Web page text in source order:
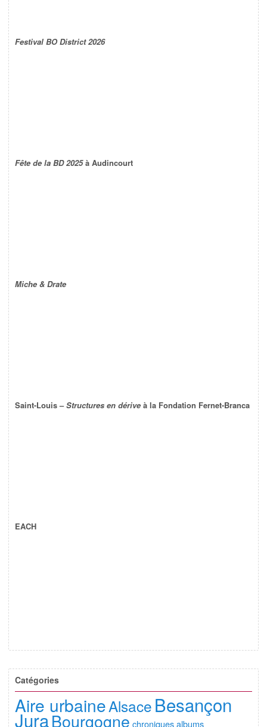
Festival BO District 2026
Fête de la BD 2025à Audincourt
Miche & Drate
Saint-Louis –Structures en dérive à la Fondation Fernet-Branca
EACH
Catégories
Aire urbaineAlsace Besançon
JuraBourgogne chroniques albums